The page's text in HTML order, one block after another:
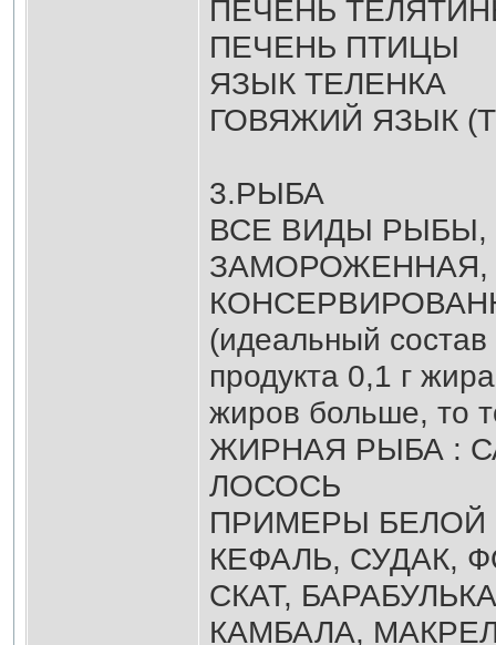
ПЕЧЕНЬ
ПЕЧЕНЬ ПТИЦЫ
ЯЗЫК ТЕЛЕНКА
ГОВЯЖИЙ ЯЗЫК
3.РЫБА
ВСЕ ВИДЫ
ЗАМОРОЖЕННАЯ,
(идеальный
продукта 0,1 г
жиров больше, то
ЖИРНАЯ РЫБА :
ЛОСОСЬ
ПРИМЕРЫ БЕЛОЙ
КЕФАЛЬ, СУДАК,
СКАТ,
КАМБАЛА,